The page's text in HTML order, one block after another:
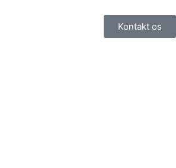
Kontakt os